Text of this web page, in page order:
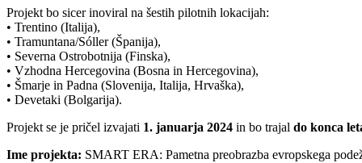
Projekt bo sicer inoviral na šestih pilotnih lokacijah:
• Trentino (Italija),
• Tramuntana/Sóller (Španija),
• Severna Ostrobotnija (Finska),
• Vzhodna Hercegovina (Bosna in Hercegovina),
• Šmarje in Padna (Slovenija, Italija, Hrvaška),
• Devetaki (Bolgarija).
Projekt se je pričel izvajati 1. januarja 2024 in bo trajal do konca
Ime projekta: SMART ERA: Pametna preobrazba evropskega